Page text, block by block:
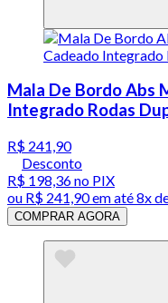
Mala De Bordo Abs
Integrado Rodas
R$ 241,90
Desconto
R$ 198,36no PIX
ou R$ 241,90em até8x
COMPRAR AGORA